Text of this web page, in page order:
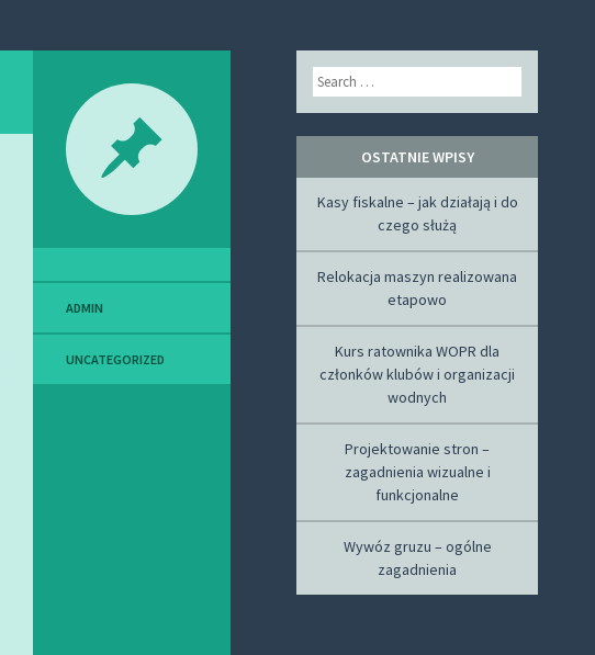
ADMIN
UNCATEGORIZED
Search
OSTATNIE WPISY
Kasy fiskalne – jak działają i do
czego służą
Relokacja maszyn realizowana
etapowo
Kurs ratownika WOPR dla
członków klubów i organizacji
wodnych
Projektowanie stron –
zagadnienia wizualne i
funkcjonalne
Wywóz gruzu – ogólne
zagadnienia